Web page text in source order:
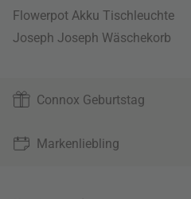
Flowerpot Akku Tischleuchte
Joseph Joseph Wäschekorb
Connox Geburtstag
Markenliebling